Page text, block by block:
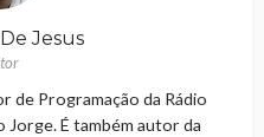
Jesus
de Programação da Rádio
Jorge. É também autor da